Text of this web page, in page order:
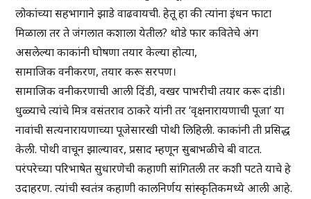
लोकांच्या सहभागाने झाडे वाढवायची. हेतू हा की त्यांना इंधन फाटा
मिळाला तर ते जंगलात कशाला येतील? थोडे फार कवितेचे अंग
असलेल्या काकांनी घोषणा तयार केल्या होत्या,
सामाजिक वनीकरण, तयार करू सरपण।
सामाजिक वनीकरणाची आली दिंडी, वखर पाभरीची तयार करू दांडी।
धुळ्याचे त्यांचे मित्र वसंतराव ठाकरे यांनी तर ‘वृक्षनारायणाची पूजा’ या
नावांची सत्यनारायणाच्या पूजेसारखी पोथी लिहिली. काकांनी ती प्रसिद्ध
केली. पोथी वाचून झाल्यावर, प्रसाद म्हणून सुबाभळीचे बी वाटत.
परंपरेच्या परिभाषेत सुधारणेची कहाणी सांगितली तर कशी पटते याचे हे
उदाहरण. त्यांची स्वतंत्र कहाणी कालनिर्णय सांस्कृतिकमध्ये आली आहे.